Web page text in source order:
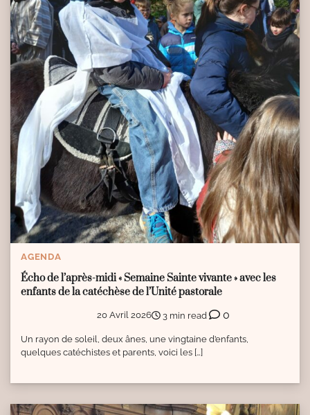
AGENDA
Écho de l’après-midi « Semaine Sainte vivante » avec les
enfants de la catéchèse de l’Unité pastorale
20 Avril 2026 3 min read 0
Un rayon de soleil, deux ânes, une vingtaine d’enfants,
quelques catéchistes et parents, voici les […]